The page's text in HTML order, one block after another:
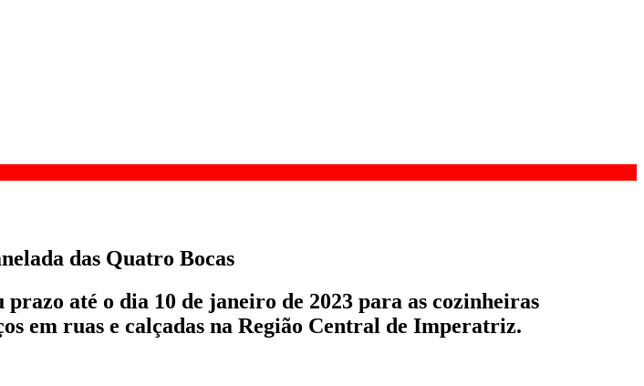
das Quatro Bocas
até o dia 10 de janeiro de 2023 para as cozinheiras
em ruas e calçadas na Região Central de Imperatriz.